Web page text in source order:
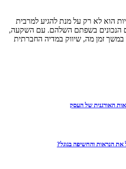
הוא לא רק על מנת להגיע למרבית
הנכונים בשפתם השלהם. עם השקעה,
זמן מה, שיווק במדיה החברתית
האורגנית של העסק
את הנראות והחשיפה בגוגל?